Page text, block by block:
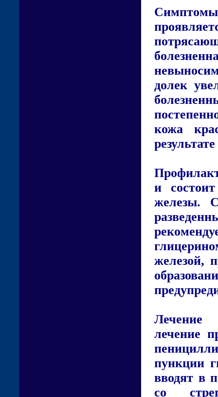
долек
кожа
и
железы.
железой,
Лечение
лечение
пункции
вводят в
со